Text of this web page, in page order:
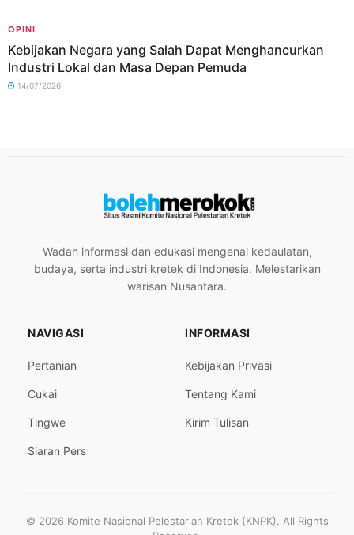
OPINI
Kebijakan Negara yang Salah Dapat Menghancurkan
Industri Lokal dan Masa Depan Pemuda
14/07/2026
Wadah informasi dan edukasi mengenai kedaulatan,
budaya, serta industri kretek di Indonesia. Melestarikan
warisan Nusantara.
NAVIGASI
Pertanian
Cukai
Tingwe
Siaran Pers
INFORMASI
Kebijakan Privasi
Tentang Kami
Kirim Tulisan
© 2026 Komite Nasional Pelestarian Kretek (KNPK). All Rights